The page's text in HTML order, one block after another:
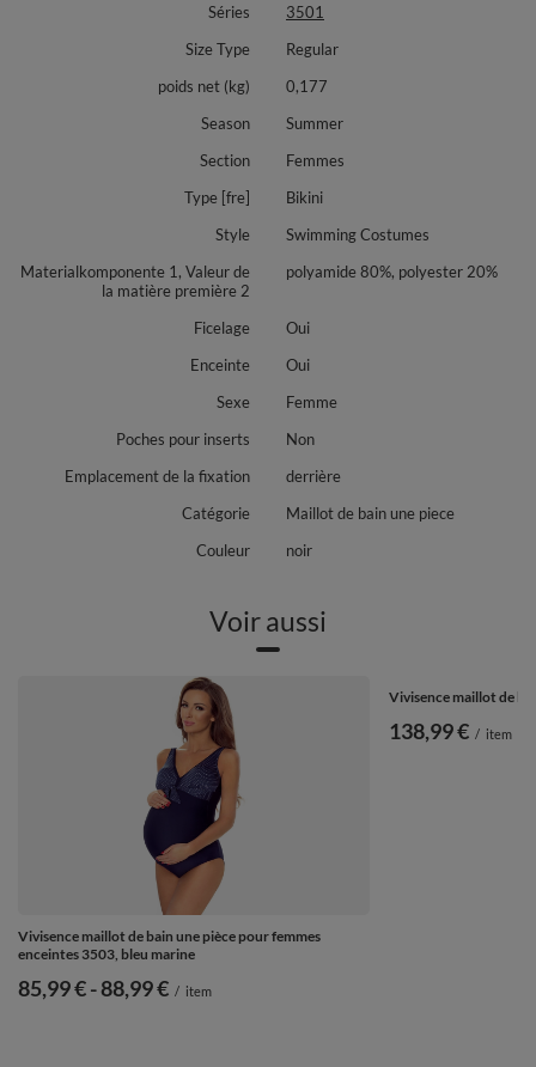
Séries
3501
Size Type
Regular
poids net (kg)
0,177
Season
Summer
Section
Femmes
Type [fre]
Bikini
Style
Swimming Costumes
Materialkomponente 1, Valeur de
la matière première 2
polyamide 80%, polyester 20%
Ficelage
Oui
Enceinte
Oui
Sexe
Femme
Poches pour inserts
Non
Emplacement de la fixation
derrière
Catégorie
Maillot de bain une piece
Couleur
noir
Voir aussi
Vivisence maillot de bain une pièce pour femmes
enceintes 3503, bleu marine
de
85,99 €-vers le bas
88,99 € / item
Vivisence maillot de
138,99 € / item